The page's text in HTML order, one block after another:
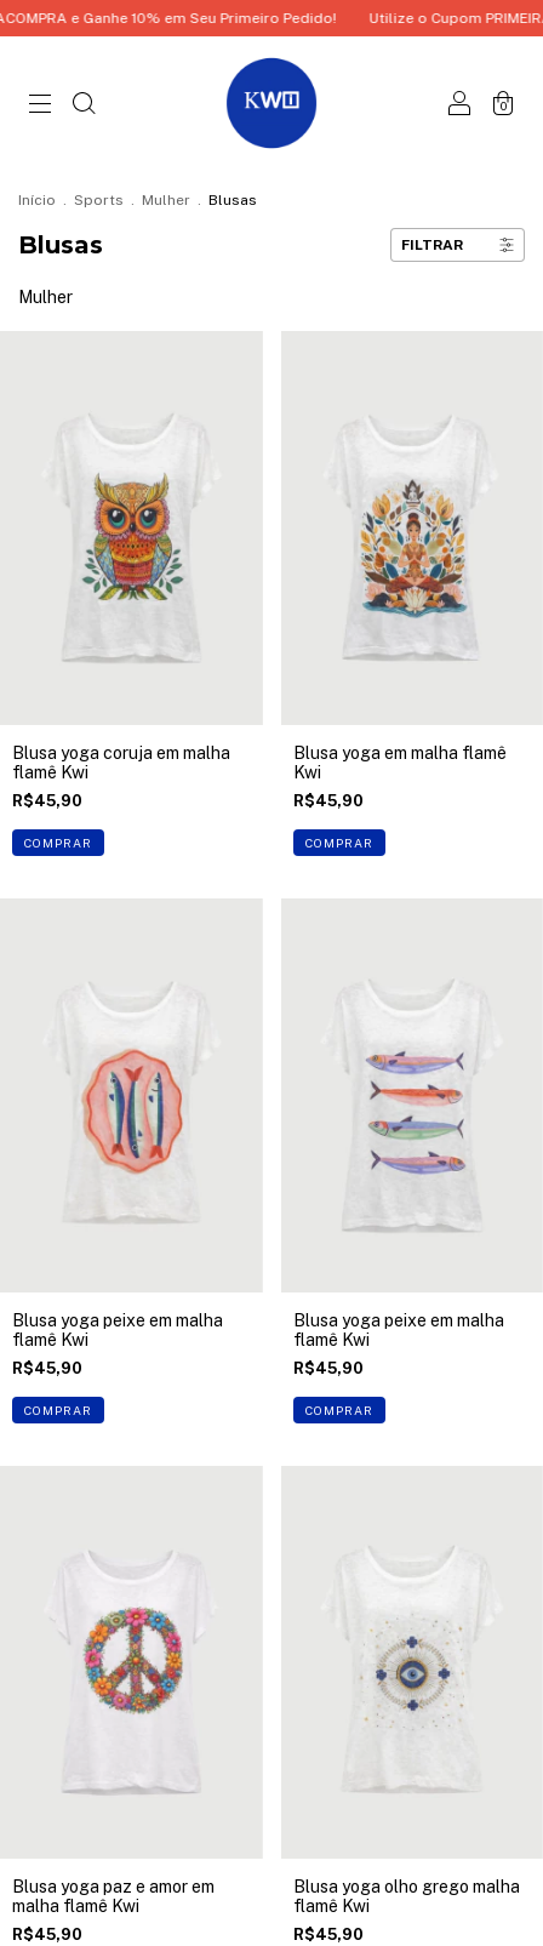
e Ganhe 10% em Seu Primeiro Pedido! Utilize o Cupom
0
Início . Sports . Mulher . Blusas
Blusas FILTRAR
Mulher
Blusa yoga coruja em malha
flamê Kwi
R$45,90
COMPRAR
Blusa yoga em malha flamê
Kwi
R$45,90
COMPRAR
Blusa yoga peixe em malha
flamê Kwi
R$45,90
COMPRAR
Blusa yoga peixe em malha
flamê Kwi
R$45,90
COMPRAR
Blusa yoga paz e amor em
malha flamê Kwi
R$45,90
Blusa yoga olho grego malha
flamê Kwi
R$45,90